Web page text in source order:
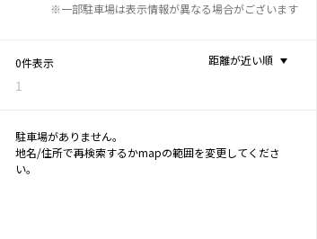
※一部駐車場は表示情報が異なる場合がございます
0件表示
1
距離が近い順
駐車場がありません。
地名/住所で再検索するかmapの範囲を変更してくださ
い。